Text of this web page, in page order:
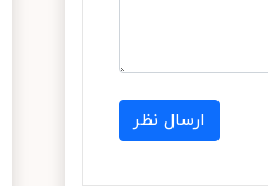
ارسال نظر